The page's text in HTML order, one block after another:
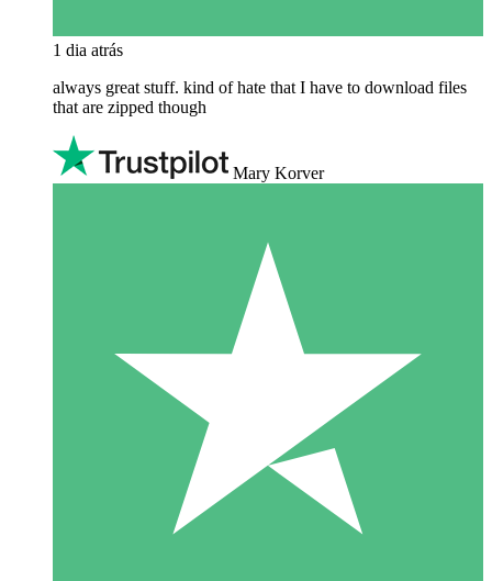
1 dia atrás
always great stuff. kind of hate that I have to download files
that are zipped though
Mary Korver